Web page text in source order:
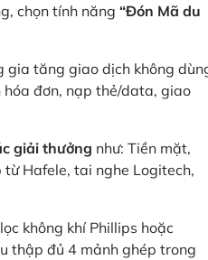
chọn tính năng “Đón Mã du
gia tăng giao dịch không
đơn, nạp thẻ/data, giao
giải thưởng như: Tiền mặt,
Hafele, tai nghe Logitech,
không khí Phillips hoặc
thập đủ 4 mảnh ghép trong